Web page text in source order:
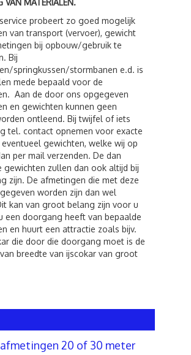
VAN MATERIALEN.
probeert zo goed mogelijk
van transport (vervoer), gewicht
bij opbouw/gebruik te
Bij
springkussen/stormbanen e.d. is
mede bepaald voor de
Aan de door ons opgegeven
en gewichten kunnen geen
ontleend. Bij twijfel of iets
tel. contact opnemen voor exacte
gewichten, welke wij op
per mail verzenden. De dan
gewichten zullen dan ook altijd bij
zijn. De afmetingen die met deze
worden zijn dan wel
kan van groot belang zijn voor u
een doorgang heeft van bepaalde
en huurt een attractie zoals bijv.
die door die doorgang moet is de
breedte van ijscokar van groot
20 of 30 meter